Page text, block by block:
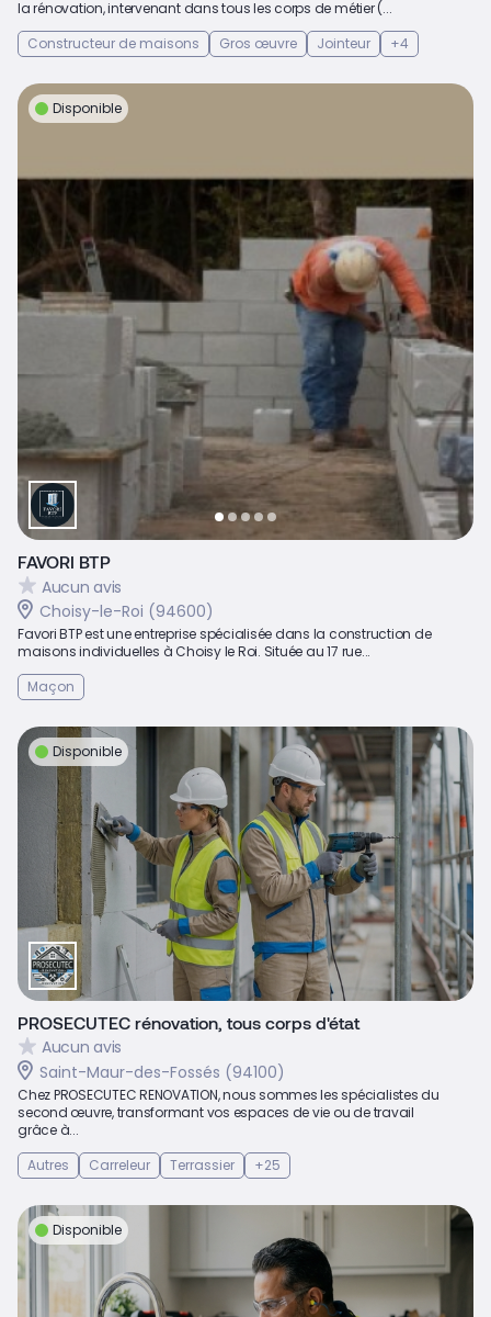
la rénovation, intervenant dans tous les corps de métier (...
Constructeur de maisons
Gros œuvre Jointeur +4
Disponible
FAVORI BTP
Aucun avis
Choisy-le-Roi (94600)
Favori BTP est une entreprise spécialisée dans la construction de
maisons individuelles à Choisy le Roi. Située au 17 rue...
Maçon
Disponible
PROSECUTEC rénovation, tous corps d'état
Aucun avis
Saint-Maur-des-Fossés (94100)
Chez PROSECUTEC RENOVATION, nous sommes les spécialistes du
second œuvre, transformant vos espaces de vie ou de travail
grâce à...
Autres
Carreleur Terrassier +25
Disponible